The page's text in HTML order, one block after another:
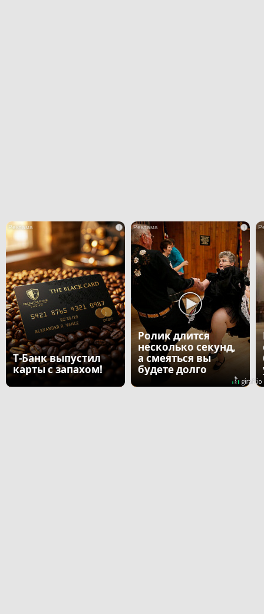
i
Т-Банк выпустил
карты с запахом!
i
Ролик длится
несколько секунд,
а смеяться вы
будете долго